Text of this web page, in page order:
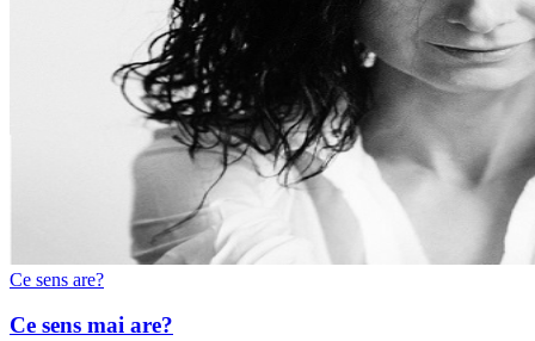
Ce sens are?
Ce sens mai are?